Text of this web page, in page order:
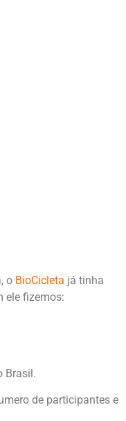
o BioCicleta já tinha
ele fizemos:
Brasil.
de participantes e